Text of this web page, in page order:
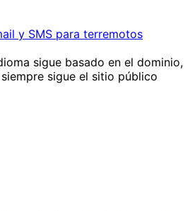
y SMS para terremotos
sigue basado en el dominio,
sigue el sitio público